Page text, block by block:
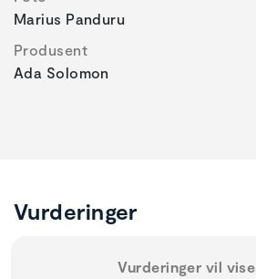
Marius Panduru
Produsent
Ada Solomon
Vurderinger
Vurderinger vil